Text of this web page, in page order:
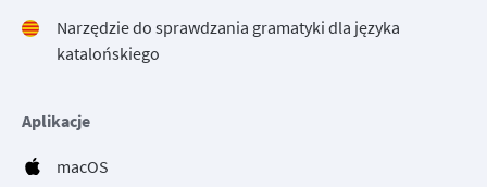
Narzędzie do sprawdzania gramatyki dla języka
katalońskiego
Aplikacje
macOS